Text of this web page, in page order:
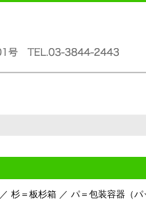
杉＝板杉箱 ／ パ＝包装容器（